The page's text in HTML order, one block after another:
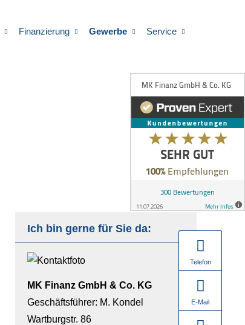
Finanzierung Gewerbe Service
Ich bin gerne für Sie da:
MK Finanz GmbH & Co. KG
Geschäftsführer: M. Kondel
Wartburgstr. 86
Telefon
E-Mail